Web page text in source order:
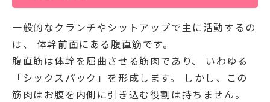
一般的なクランチやシットアップで主に活動するの
は、 体幹前面にある 腹直筋です。
腹直筋は体幹を屈曲させる筋肉であり、 いわゆる
「シックスパック」を形成します。 しかし、この
筋肉はお腹を内側に引き込む役割は持ちません。